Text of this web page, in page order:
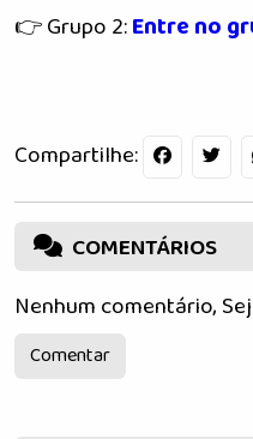
👉 Grupo 2:Entre no
Compartilhe:
COMENTÁRIOS
Nenhum comentário,
Comentar